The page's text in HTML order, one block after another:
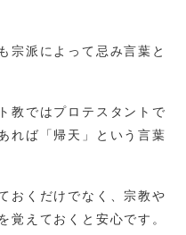
宗派によって忌み言葉と
教ではプロテスタントで
れば「帰天」という言葉
おくだけでなく、宗教や
えておくと安心です。